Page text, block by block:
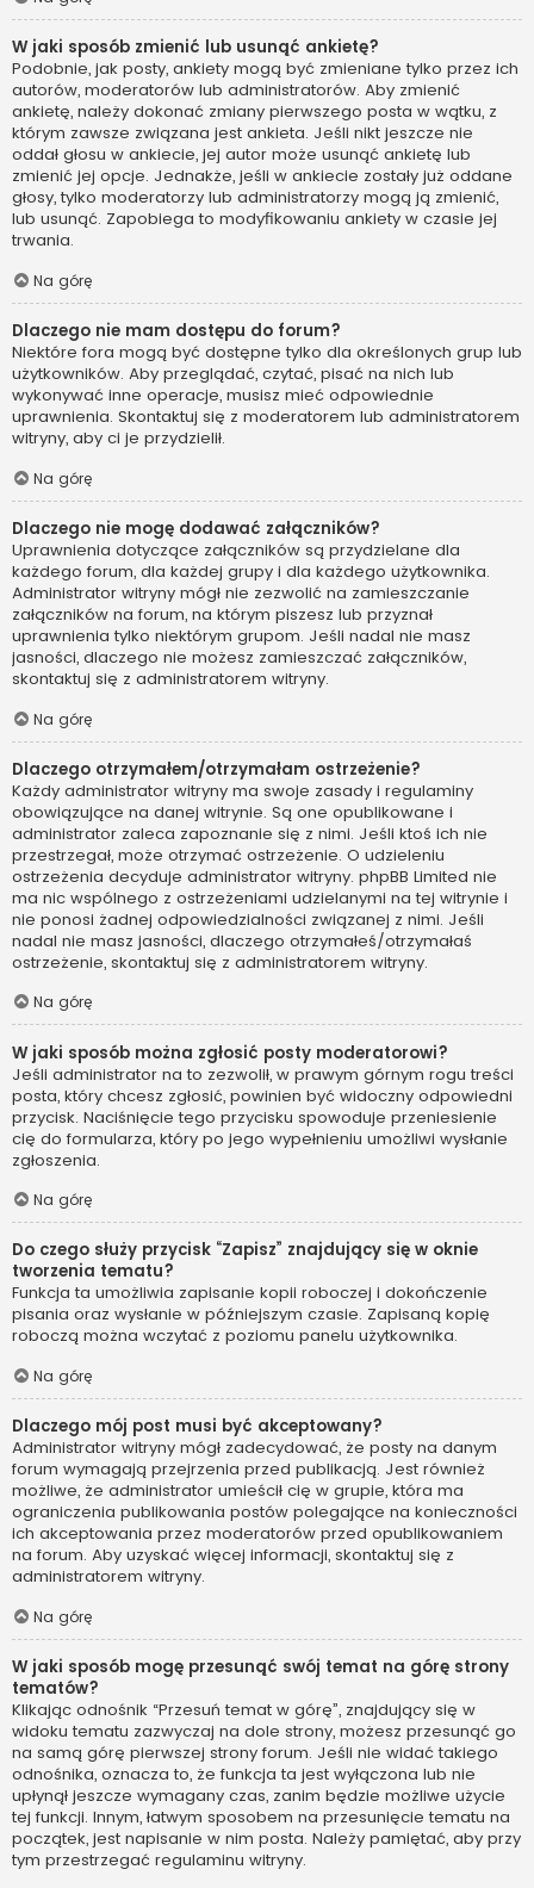
W jaki sposób zmienić lub usunąć ankietę?
Podobnie, jak posty, ankiety mogą być zmieniane tylko przez ich
autorów, moderatorów lub administratorów. Aby zmienić
ankietę, należy dokonać zmiany pierwszego posta w wątku, z
którym zawsze związana jest ankieta. Jeśli nikt jeszcze nie
oddał głosu w ankiecie, jej autor może usunąć ankietę lub
zmienić jej opcje. Jednakże, jeśli w ankiecie zostały już oddane
głosy, tylko moderatorzy lub administratorzy mogą ją zmienić,
lub usunąć. Zapobiega to modyfikowaniu ankiety w czasie jej
trwania.
Na górę
Dlaczego nie mam dostępu do forum?
Niektóre fora mogą być dostępne tylko dla określonych grup lub
użytkowników. Aby przeglądać, czytać, pisać na nich lub
wykonywać inne operacje, musisz mieć odpowiednie
uprawnienia. Skontaktuj się z moderatorem lub administratorem
witryny, aby ci je przydzielił.
Na górę
Dlaczego nie mogę dodawać załączników?
Uprawnienia dotyczące załączników są przydzielane dla
każdego forum, dla każdej grupy i dla każdego użytkownika.
Administrator witryny mógł nie zezwolić na zamieszczanie
załączników na forum, na którym piszesz lub przyznał
uprawnienia tylko niektórym grupom. Jeśli nadal nie masz
jasności, dlaczego nie możesz zamieszczać załączników,
skontaktuj się z administratorem witryny.
Na górę
Dlaczego otrzymałem/otrzymałam ostrzeżenie?
Każdy administrator witryny ma swoje zasady i regulaminy
obowiązujące na danej witrynie. Są one opublikowane i
administrator zaleca zapoznanie się z nimi. Jeśli ktoś ich nie
przestrzegał, może otrzymać ostrzeżenie. O udzieleniu
ostrzeżenia decyduje administrator witryny. phpBB Limited nie
ma nic wspólnego z ostrzeżeniami udzielanymi na tej witrynie i
nie ponosi żadnej odpowiedzialności związanej z nimi. Jeśli
nadal nie masz jasności, dlaczego otrzymałeś/otrzymałaś
ostrzeżenie, skontaktuj się z administratorem witryny.
Na górę
W jaki sposób można zgłosić posty moderatorowi?
Jeśli administrator na to zezwolił, w prawym górnym rogu treści
posta, który chcesz zgłosić, powinien być widoczny odpowiedni
przycisk. Naciśnięcie tego przycisku spowoduje przeniesienie
cię do formularza, który po jego wypełnieniu umożliwi wysłanie
zgłoszenia.
Na górę
Do czego służy przycisk “Zapisz” znajdujący się w oknie
tworzenia tematu?
Funkcja ta umożliwia zapisanie kopii roboczej i dokończenie
pisania oraz wysłanie w późniejszym czasie. Zapisaną kopię
roboczą można wczytać z poziomu panelu użytkownika.
Na górę
Dlaczego mój post musi być akceptowany?
Administrator witryny mógł zadecydować, że posty na danym
forum wymagają przejrzenia przed publikacją. Jest również
możliwe, że administrator umieścił cię w grupie, która ma
ograniczenia publikowania postów polegające na konieczności
ich akceptowania przez moderatorów przed opublikowaniem
na forum. Aby uzyskać więcej informacji, skontaktuj się z
administratorem witryny.
Na górę
W jaki sposób mogę przesunąć swój temat na górę strony
tematów?
Klikając odnośnik “Przesuń temat w górę”, znajdujący się w
widoku tematu zazwyczaj na dole strony, możesz przesunąć go
na samą górę pierwszej strony forum. Jeśli nie widać takiego
odnośnika, oznacza to, że funkcja ta jest wyłączona lub nie
upłynął jeszcze wymagany czas, zanim będzie możliwe użycie
tej funkcji. Innym, łatwym sposobem na przesunięcie tematu na
początek, jest napisanie w nim posta. Należy pamiętać, aby przy
tym przestrzegać regulaminu witryny.